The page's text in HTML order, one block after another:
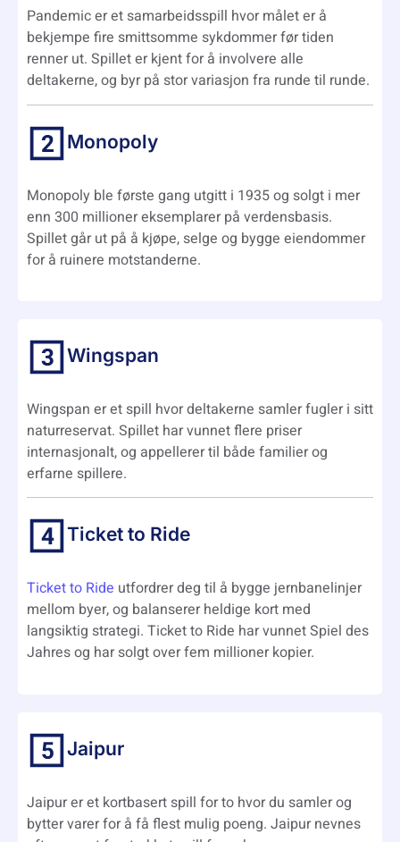
Pandemic er et samarbeidsspill hvor målet er å
bekjempe fire smittsomme sykdommer før tiden
renner ut. Spillet er kjent for å involvere alle
deltakerne, og byr på stor variasjon fra runde til runde.
Monopoly
Monopoly ble første gang utgitt i 1935 og solgt i mer
enn 300 millioner eksemplarer på verdensbasis.
Spillet går ut på å kjøpe, selge og bygge eiendommer
for å ruinere motstanderne.
Wingspan
Wingspan er et spill hvor deltakerne samler fugler i sitt
naturreservat. Spillet har vunnet flere priser
internasjonalt, og appellerer til både familier og
erfarne spillere.
Ticket to Ride
Ticket to Ride utfordrer deg til å bygge jernbanelinjer
mellom byer, og balanserer heldige kort med
langsiktig strategi. Ticket to Ride har vunnet Spiel des
Jahres og har solgt over fem millioner kopier.
Jaipur
Jaipur er et kortbasert spill for to hvor du samler og
bytter varer for å få flest mulig poeng. Jaipur nevnes